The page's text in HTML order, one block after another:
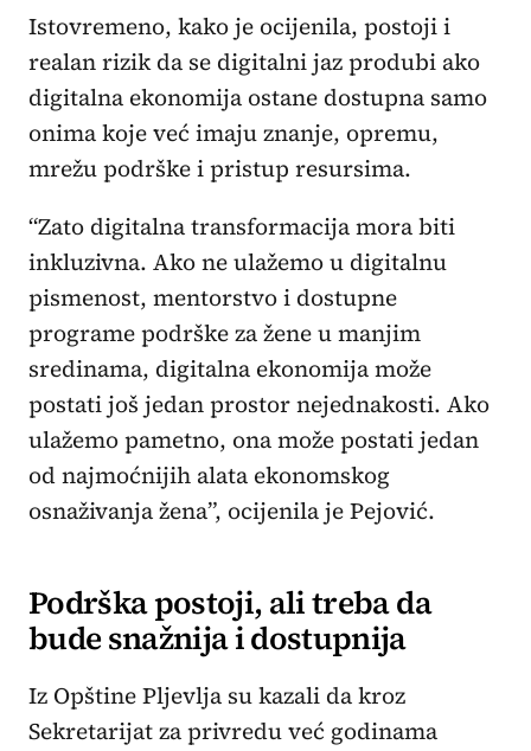
Istovremeno, kako je ocijenila, postoji i
realan rizik da se digitalni jaz produbi ako
digitalna ekonomija ostane dostupna samo
onima koje već imaju znanje, opremu,
mrežu podrške i pristup resursima.
“Zato digitalna transformacija mora biti
inkluzivna. Ako ne ulažemo u digitalnu
pismenost, mentorstvo i dostupne
programe podrške za žene u manjim
sredinama, digitalna ekonomija može
postati još jedan prostor nejednakosti. Ako
ulažemo pametno, ona može postati jedan
od najmoćnijih alata ekonomskog
osnaživanja žena”, ocijenila je Pejović.
Podrška postoji, ali treba da
bude snažnija i dostupnija
Iz Opštine Pljevlja su kazali da kroz
Sekretarijat za privredu već godinama